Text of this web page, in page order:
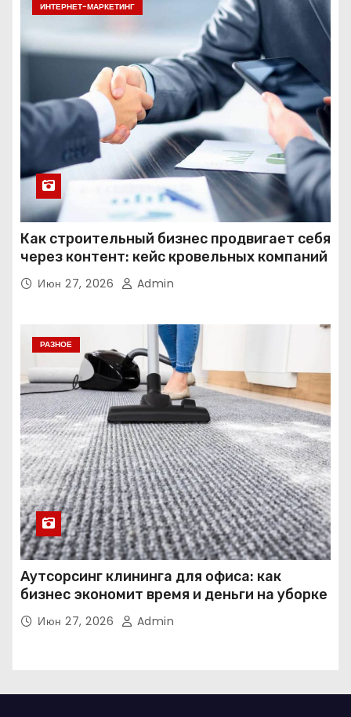
ИНТЕРНЕТ-МАРКЕТИНГ
Как строительный бизнес продвигает себя
через контент: кейс кровельных компаний
Июн 27, 2026 Admin
РАЗНОЕ
Аутсорсинг клининга для офиса: как
бизнес экономит время и деньги на уборке
Июн 27, 2026 Admin